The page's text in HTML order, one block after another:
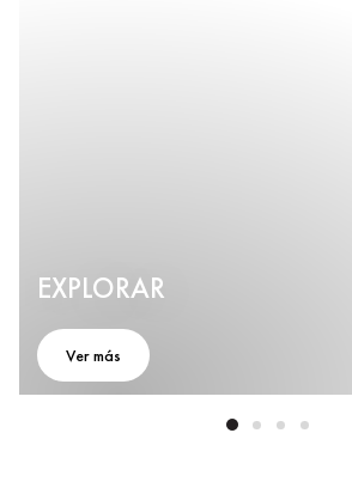
EXPLORAR
Ver más